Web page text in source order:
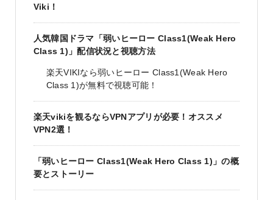
Viki！
人気韓国ドラマ「弱いヒーロー Class1(Weak Hero
Class 1)」配信状況と視聴方法
楽天VIKIなら弱いヒーロー Class1(Weak Hero
Class 1)が無料で視聴可能！
楽天vikiを観るならVPNアプリが必要！オススメ
VPN2選！
「弱いヒーロー Class1(Weak Hero Class 1)」の概
要とストーリー